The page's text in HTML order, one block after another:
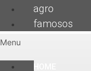
agro
famosos
Menu